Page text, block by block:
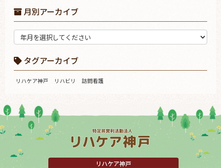
月別アーカイブ
タグアーカイブ
リハケア神戸 リハビリ 訪問看護
リハケア神戸